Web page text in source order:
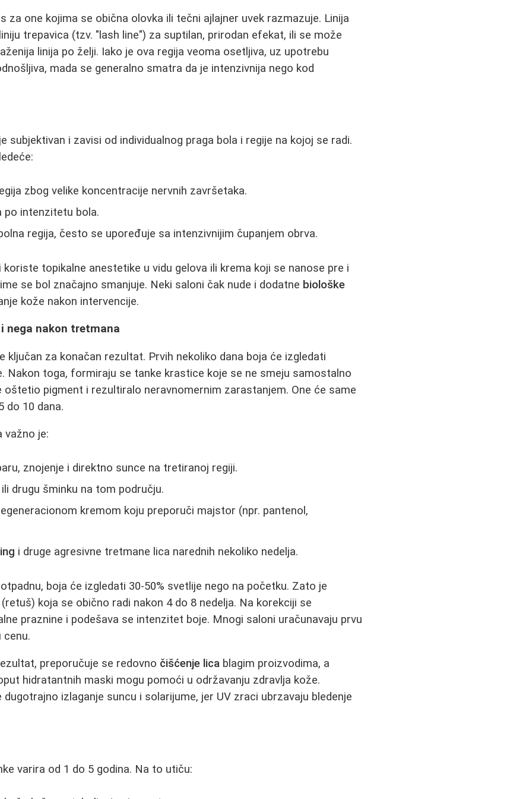
za one kojima se obična olovka ili tečni ajlajner uvek razmazuje. Linija
trepavica (tzv. "lash line") za suptilan, prirodan efekat, ili se može
linija po želji. Iako je ova regija veoma osetljiva, uz upotrebu
mada se generalno smatra da je intenzivnija nego kod
subjektivan i zavisi od individualnog praga bola i regije na kojoj se radi.
zbog velike koncentracije nervnih završetaka.
po intenzitetu bola.
regija, često se upoređuje sa intenzivnijim čupanjem obrva.
topikalne anestetike u vidu gelova ili krema koji se nanose pre i
se bol značajno smanjuje. Neki saloni čak nude i dodatne biološke
kože nakon intervencije.
nega nakon tretmana
ključan za konačan rezultat. Prvih nekoliko dana boja će izgledati
Nakon toga, formiraju se tanke krastice koje se ne smeju samostalno
oštetio pigment i rezultiralo neravnomernim zarastanjem. One će same
do 10 dana.
važno je:
znojenje i direktno sunce na tretiranoj regiji.
drugu šminku na tom području.
kremom koju preporuči majstor (npr. pantenol,
i druge agresivne tretmane lica narednih nekoliko nedelja.
boja će izgledati 30-50% svetlije nego na početku. Zato je
koja se obično radi nakon 4 do 8 nedelja. Na korekciji se
praznine i podešava se intenzitet boje. Mnogi saloni uračunavaju prvu
cenu.
preporučuje se redovno čišćenje lica blagim proizvodima, a
hidratantnih maski mogu pomoći u održavanju zdravlja kože.
izlaganje suncu i solarijume, jer UV zraci ubrzavaju bledenje
varira od 1 do 5 godina. Na to utiču: